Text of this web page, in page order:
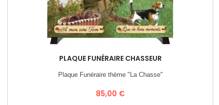
PLAQUE FUNÉRAIRE CHASSEUR
Plaque Funéraire thème "La Chasse"
Prix
85,00 €